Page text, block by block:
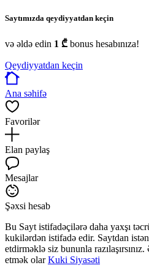
Saytımızda qeydiyyatdan keçin
və əldə edin 1 ₾ bonus hesabınıza!
Qeydiyyatdan keçin
Ana səhifə
Favorilər
Elan paylaş
Mesajlar
Şəxsi hesab
Bu Sayt istifadəçilərə daha yaxşı
kukilərdən istifadə edir. Saytdan
etdirməklə siz bununla
etmək olarKuki Siyasəti